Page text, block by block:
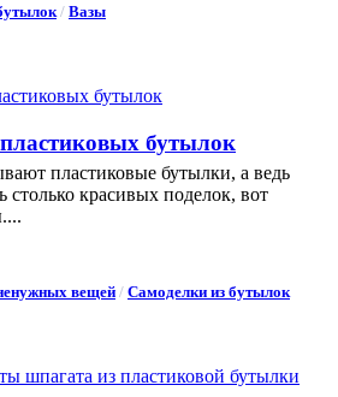
/ Вазы
бутылок
пластиковые бутылки, а ведь
столько красивых поделок, вот
вещей / Самоделки из бутылок